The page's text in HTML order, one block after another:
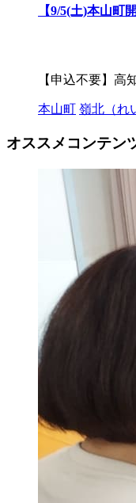
【9/5(土)本山町
【申込不要】高
本山町 嶺北（れ
オススメコンテン